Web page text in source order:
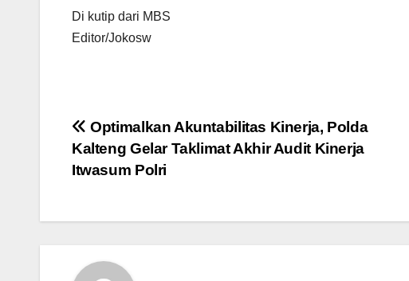
Di kutip dari MBS
Editor/Jokosw
Navigasi
pos
Optimalkan Akuntabilitas Kinerja, Polda
Kalteng Gelar Taklimat Akhir Audit Kinerja
Itwasum Polri